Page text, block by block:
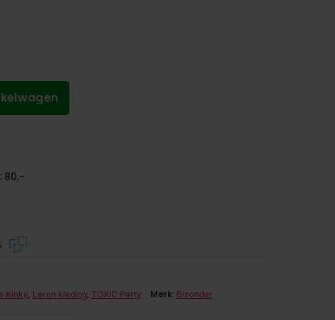
80,-
Kinky, Leren kleding, TOXIC Party Merk: Bizonder